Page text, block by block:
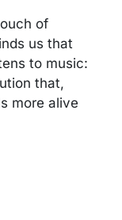
of
us that
to music:
that,
more alive